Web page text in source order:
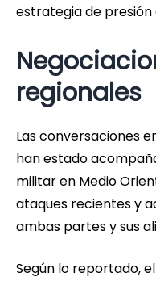
estrategia de presión
regionales
Las conversaciones
han estado
militar en Medio
ataques recientes y
ambas partes y sus
Según lo reportado,